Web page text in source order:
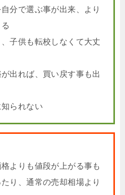
分で選ぶ事が出来、より
子供も転校しなくて大丈
出れば、買い戻す事も出
知られない
よりも値段が上がる事も
り、通常の売却相場より